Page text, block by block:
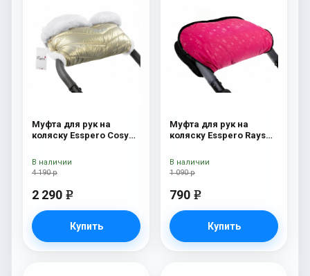
Муфта для рук на
коляску Esspero Cosy
4 190 р
2 290 e
Купить
В наличии
Муфта для рук на
коляску Esspero Rays
1 090 р
790 e
Купить
В наличии